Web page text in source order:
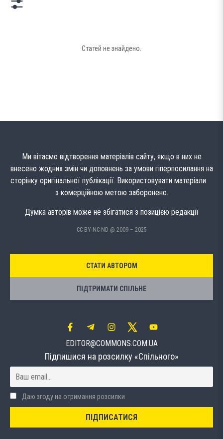
Статей не знайдено.
Ми вітаємо відтворення матеріалів сайту, якщо в них не
внесено жодних змін чи доповнень за умови гіперпосилання на
сторінку оригінальної публікації. Використовувати матеріали
з комерційною метою заборонено.
Думка авторів може не збігатися з позицією редакції
CC BY-NC-ND @ 2009 – 2025
СТАТИ АВТОРОМ
ПІДТРИМАТИ СПІЛЬНЕ
EDITOR@COMMONS.COM.UA
Підпишися на розсилку «Спільного»
Даю згоду на отримання розсилки